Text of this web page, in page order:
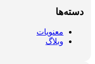
دسته‌ها
معنویات
وبلاگ